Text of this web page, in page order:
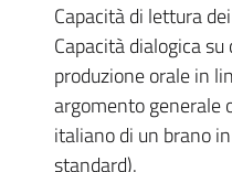
Capacità di lettura
Capacità dialogica
produzione orale in
argomento generale
italiano di un brano
standard).